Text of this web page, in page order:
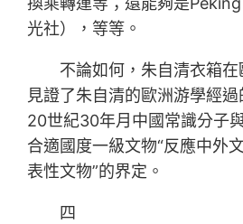
光社），等等。
不論如何，朱自清衣箱
見證了朱自清的歐洲游學經
20世紀30年月中國常識分子
合適國度一級文物“反應中外
表性文物”的界定。
四